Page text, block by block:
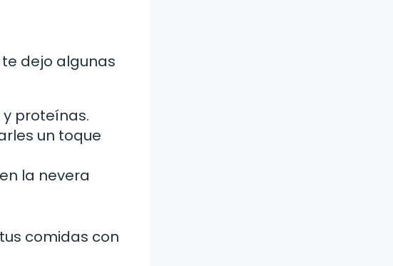
dejo algunas
proteínas.
un toque
la nevera
comidas con